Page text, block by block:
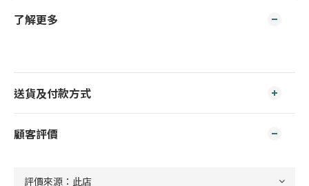
了解更多
送貨及付款方式
顧客評價